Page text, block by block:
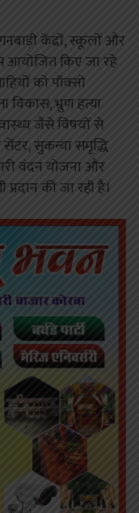
केंद्रों, स्कूलों और
आयोजित किए जा रहे
को पॉक्सो
विकास, भ्रुण हत्या
जैसे विषयों से
सुकन्या समृद्धि
वंदन योजना और
की जा रही है।